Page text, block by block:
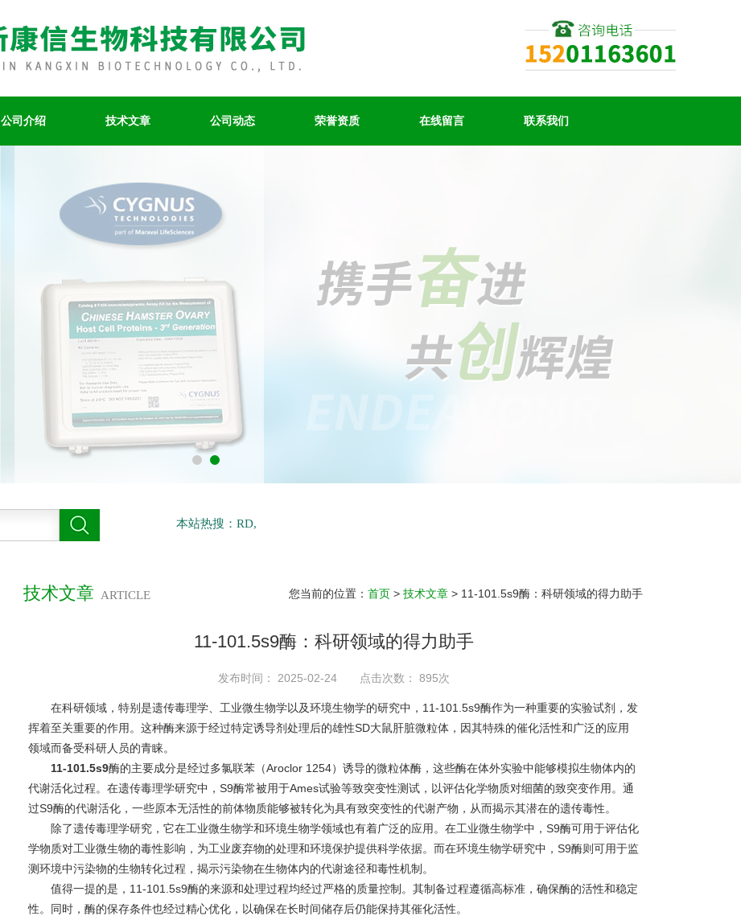
公司介绍 技术文章 公司动态 荣誉资质 在线留言 联系我们
本站热搜：RD,
技术文章 ARTICLE 您当前的位置： 首页 > 技术文章 > 11-101.5s9酶：科研领域的得力助手
11-101.5s9酶：科研领域的得力助手
发布时间： 2025-02-24 点击次数： 895次
在科研领域，特别是遗传毒理学、工业微生物学以及环境生物学的研究中，11-101.5s9酶作为一种重要的实验试剂，发
挥着至关重要的作用。这种酶来源于经过特定诱导剂处理后的雄性SD大鼠肝脏微粒体，因其特殊的催化活性和广泛的应用
领域而备受科研人员的青睐。
11-101.5s9酶的主要成分是经过多氯联苯（Aroclor 1254）诱导的微粒体酶，这些酶在体外实验中能够模拟生物体内的
代谢活化过程。在遗传毒理学研究中，S9酶常被用于Ames试验等致突变性测试，以评估化学物质对细菌的致突变作用。通
过S9酶的代谢活化，一些原本无活性的前体物质能够被转化为具有致突变性的代谢产物，从而揭示其潜在的遗传毒性。
除了遗传毒理学研究，它在工业微生物学和环境生物学领域也有着广泛的应用。在工业微生物学中，S9酶可用于评估化
学物质对工业微生物的毒性影响，为工业废弃物的处理和环境保护提供科学依据。而在环境生物学研究中，S9酶则可用于监
测环境中污染物的生物转化过程，揭示污染物在生物体内的代谢途径和毒性机制。
值得一提的是，11-101.5s9酶的来源和处理过程均经过严格的质量控制。其制备过程遵循高标准，确保酶的活性和稳定
性。同时，酶的保存条件也经过精心优化，以确保在长时间储存后仍能保持其催化活性。